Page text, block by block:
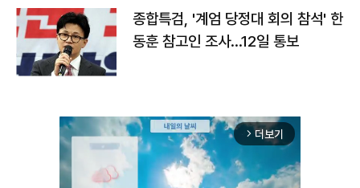
종합특검, '계엄 당정대 회의 참석' 한
동훈 참고인 조사...12일 통보
arrow_forward_ios 더보기